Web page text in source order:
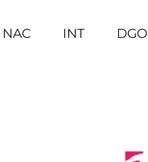
NAC INT DGO